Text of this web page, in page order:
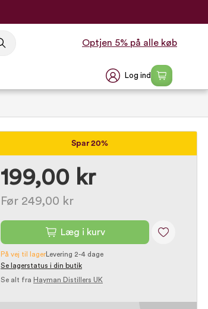
Optjen 5% på alle køb
Log ind
Spar 20%
199,00 kr
Før 249,00 kr
Læg i kurv
På vej til lager Levering 2-4 dage
Se lagerstatus i din butik
Se alt fra Hayman Distillers UK